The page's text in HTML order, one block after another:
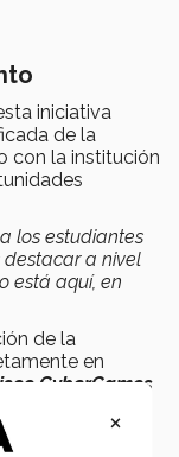
iniciativa
de la
con la institución
los estudiantes
destacar a nivel
está aquí, en
de la
en
CyberGames
×